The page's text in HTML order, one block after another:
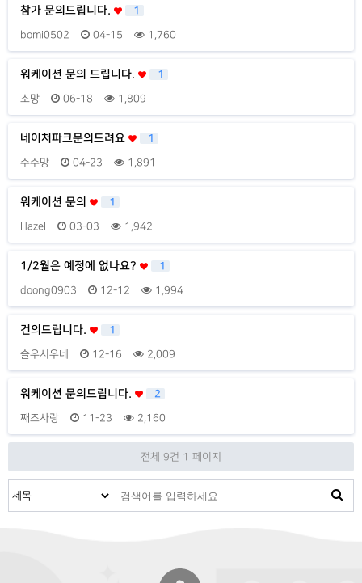
참가 문의드립니다. 1
bomi0502 04-15 1,760
워케이션 문의 드립니다. 1
소망 06-18 1,809
네이처파크문의드려요 1
수수망 04-23 1,891
워케이션 문의 1
Hazel 03-03 1,942
1/2월은 예정에 없나요? 1
doong0903 12-12 1,994
건의드립니다. 1
슬우시우네 12-16 2,009
워케이션 문의드립니다. 2
째즈사랑 11-23 2,160
전체 9건 1 페이지